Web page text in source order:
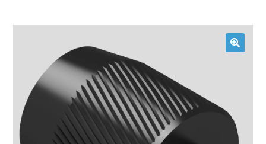
Nos produits
Ouvrir
menu
Contactez nous
Mon compte